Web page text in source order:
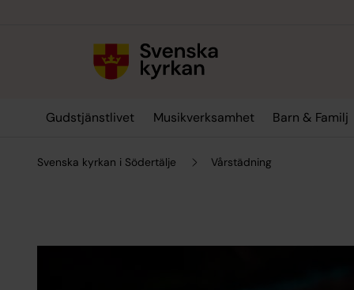
Gudstjänstlivet Musikverksamhet Barn & Familj
Svenska kyrkan i Södertälje Vårstädning